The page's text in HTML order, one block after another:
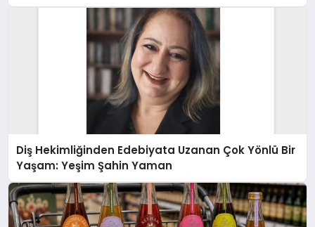
Diş Hekimliğinden Edebiyata Uzanan Çok Yönlü Bir
Yaşam: Yeşim Şahin Yaman